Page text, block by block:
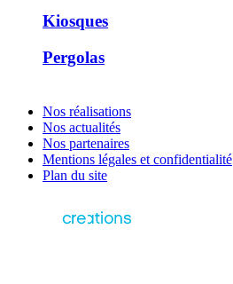
Kiosques
Pergolas
Nos réalisations
Nos actualités
Nos partenaires
Mentions légales et confidentialité
Plan du site